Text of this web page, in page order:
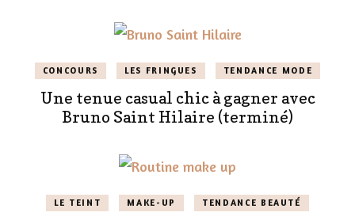
CONCOURS LES FRINGUES TENDANCE MODE
Une tenue casual chic à gagner avec
Bruno Saint Hilaire (terminé)
LE TEINT MAKE-UP TENDANCE BEAUTÉ